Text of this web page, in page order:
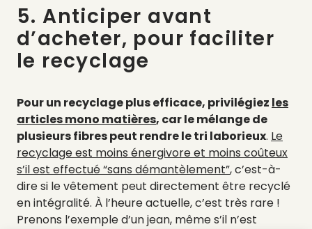
5. Anticiper avant
d’acheter, pour faciliter
le recyclage
Pour un recyclage plus efficace, privilégiez les
articles mono matières, car le mélange de
plusieurs fibres peut rendre le tri laborieux. Le
recyclage est moins énergivore et moins coûteux
s’il est effectué “sans démantèlement”, c’est-à-
dire si le vêtement peut directement être recyclé
en intégralité. À l’heure actuelle, c’est très rare !
Prenons l’exemple d’un jean, même s’il n’est